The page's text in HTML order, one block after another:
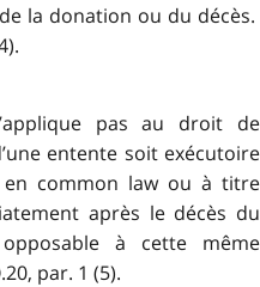
la donation ou du décès.
pas au droit de
entente soit exécutoire
common law ou à titre
après le décès du
à cette même
par. 1 (5).